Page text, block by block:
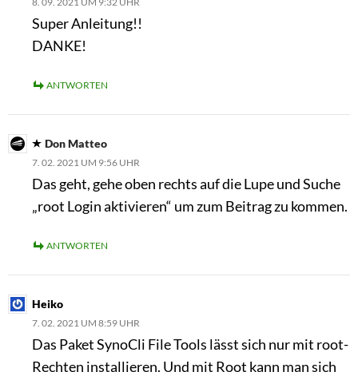
Super Anleitung!!
DANKE!
ANTWORTEN
Don Matteo
7. 02. 2021 UM 9:56 UHR
Das geht, gehe oben rechts auf die Lupe und Suche
„root Login aktivieren“ um zum Beitrag zu kommen.
ANTWORTEN
Heiko
7. 02. 2021 UM 8:59 UHR
Das Paket SynoCli File Tools lässt sich nur mit root-
Rechten installieren. Und mit Root kann man sich